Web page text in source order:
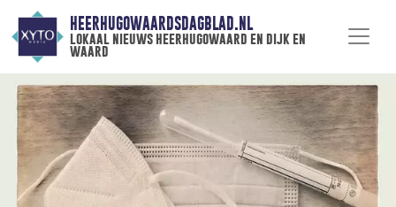
HEERHUGOWAARDSDAGBLAD.NL
lokaal nieuws heerhugowaard en dijk en
waard